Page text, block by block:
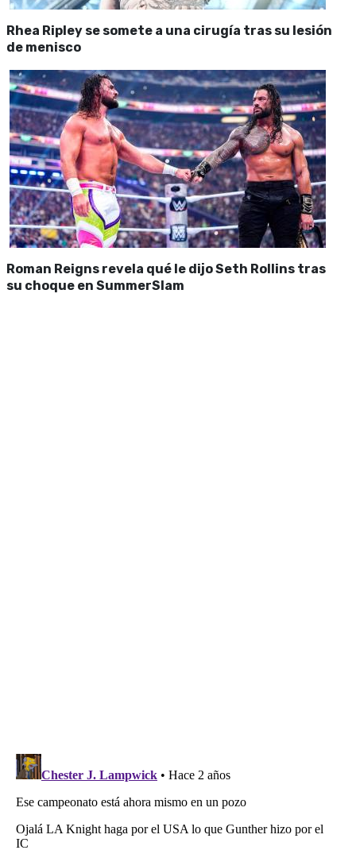
Rhea Ripley se somete a una cirugía tras su lesión
de menisco
Roman Reigns revela qué le dijo Seth Rollins tras
su choque en SummerSlam